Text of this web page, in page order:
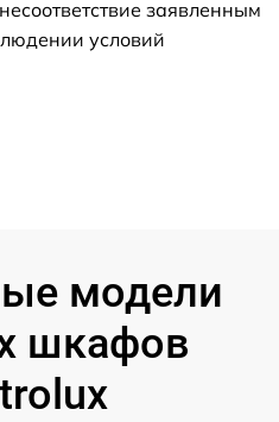
заявленным
условий
модели
шкафов